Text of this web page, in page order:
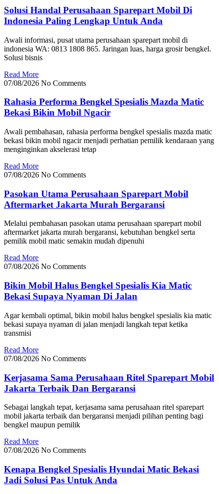
Solusi Handal Perusahaan Sparepart Mobil Di
Indonesia Paling Lengkap Untuk Anda
Awali informasi, pusat utama perusahaan sparepart mobil di
indonesia WA: 0813 1808 865. Jaringan luas, harga grosir bengkel.
Solusi bisnis
Read More
07/08/2026 No Comments
Rahasia Performa Bengkel Spesialis Mazda Matic
Bekasi Bikin Mobil Ngacir
Awali pembahasan, rahasia performa bengkel spesialis mazda matic
bekasi bikin mobil ngacir menjadi perhatian pemilik kendaraan yang
menginginkan akselerasi tetap
Read More
07/08/2026 No Comments
Pasokan Utama Perusahaan Sparepart Mobil
Aftermarket Jakarta Murah Bergaransi
Melalui pembahasan pasokan utama perusahaan sparepart mobil
aftermarket jakarta murah bergaransi, kebutuhan bengkel serta
pemilik mobil matic semakin mudah dipenuhi
Read More
07/08/2026 No Comments
Bikin Mobil Halus Bengkel Spesialis Kia Matic
Bekasi Supaya Nyaman Di Jalan
Agar kembali optimal, bikin mobil halus bengkel spesialis kia matic
bekasi supaya nyaman di jalan menjadi langkah tepat ketika
transmisi
Read More
07/08/2026 No Comments
Kerjasama Sama Perusahaan Ritel Sparepart Mobil
Jakarta Terbaik Dan Bergaransi
Sebagai langkah tepat, kerjasama sama perusahaan ritel sparepart
mobil jakarta terbaik dan bergaransi menjadi pilihan penting bagi
bengkel maupun pemilik
Read More
07/08/2026 No Comments
Kenapa Bengkel Spesialis Hyundai Matic Bekasi
Jadi Solusi Pas Untuk Anda